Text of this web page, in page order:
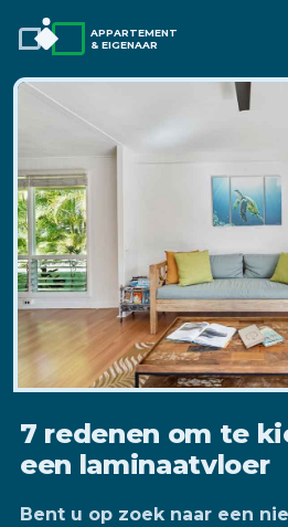
APPARTEMENT
& EIGENAAR
7 redenen om te
een laminaatvloer
Bent u op zoek naar een